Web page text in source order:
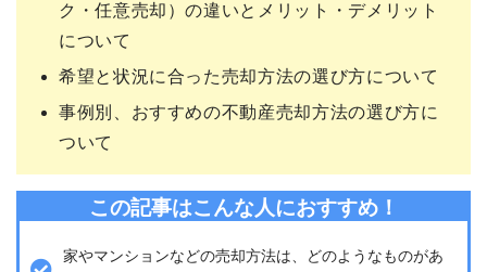
ク・任意売却）の違いとメリット・デメリット
について
希望と状況に合った売却方法の選び方について
事例別、おすすめの不動産売却方法の選び方に
ついて
この記事はこんな人におすすめ！
家やマンションなどの売却方法は、どのようなものがあ